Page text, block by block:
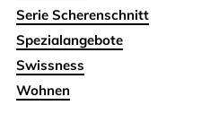
Serie Scherenschnitt
Spezialangebote
Swissness
Wohnen